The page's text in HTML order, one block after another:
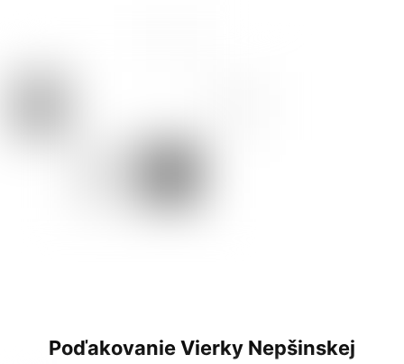
Poďakovanie Vierky Nepšinskej